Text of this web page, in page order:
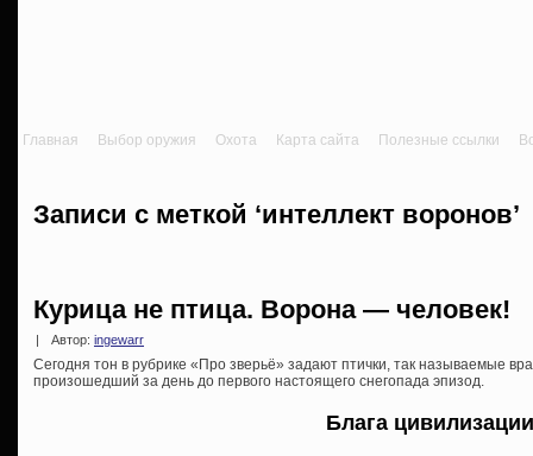
Главная Выбор оружия Охота Карта сайта Полезные ссылки
Записи с меткой ‘интеллект воронов’
Курица не птица. Ворона — человек!
Автор: ingewarr
Сегодня тон в рубрике «Про зверьё» задают птички, так называемые
произошедший за день до первого настоящего снегопада эпизод.
Блага цивилизации